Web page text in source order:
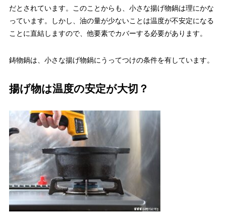
だとされています。このことからも、小さな揚げ物鍋は理にかな
っています。しかし、油の量が少ないことは温度が不安定になる
ことに直結しますので、他要素でカバーする必要があります。
鋳物鍋は、小さな揚げ物鍋にうってつけの条件を有しています。
揚げ物は温度の安定が大切？